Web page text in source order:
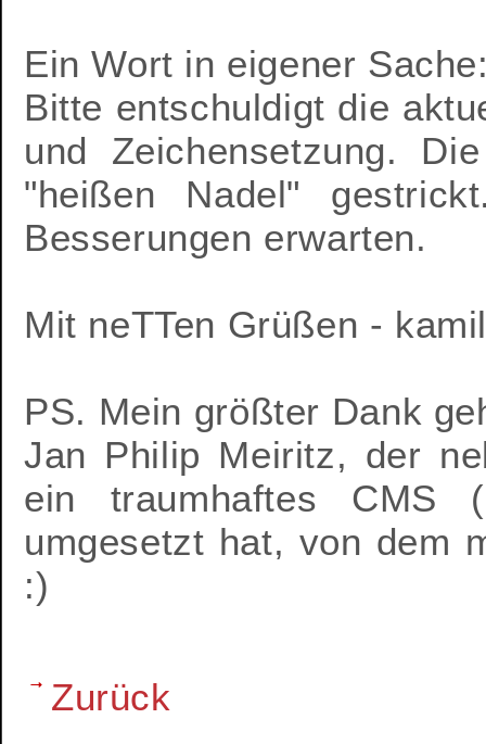
Ein Wort in eigener
Bitte entschuldigt die
und Zeichensetzung.
"heißen Nadel"
Besserungen erwarten.
Mit neTTen Grüßen -
PS. Mein größter Dank
Jan Philip Meiritz, der
ein traumhaftes CMS
umgesetzt hat, von dem
:)
Zurück